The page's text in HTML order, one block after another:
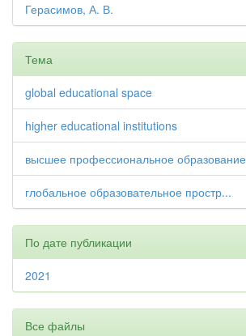
Герасимов, А. В.
Тема
global educational space
higher educational institutions
высшее профессиональное образование
глобальное образовательное простр...
По дате публикации
2021
Все файлы